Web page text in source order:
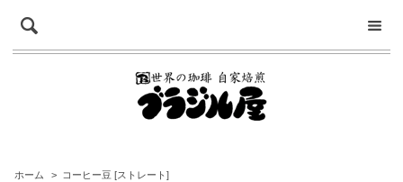
ホーム > コーヒー豆 [ストレート]